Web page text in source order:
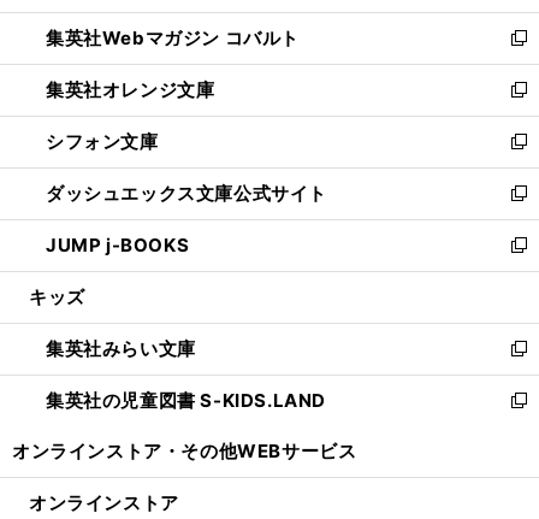
開
く
ウ
で
開
く
ン
ド
ウ
で
開
く
ウ
ィ
ン
ド
ウ
で
開
く
集英社Webマガジン コバルト
新
し
い
ウ
ィ
ン
ド
ウ
で
開
集英社オレンジ文庫
新
し
い
ウ
ィ
ン
ド
ウ
開
く
シフォン文庫
新
し
い
ウ
ィ
ン
ウ
で
開
く
ダッシュエックス文庫公式サイト
新
し
い
ウ
ン
ド
ウ
で
JUMP j-BOOKS
新
し
ウ
ィ
ン
ド
開
キッズ
集英社みらい文庫
新
し
い
ン
集英社の児童図書 S-KIDS.LAND
新
ウ
オンラインストア・ その他WEBサービス
オンラインストア